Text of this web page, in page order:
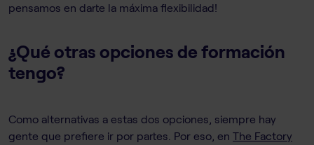
pensamos en darte la máxima flexibilidad!
¿Qué otras opciones de formación
tengo?
Como alternativas a estas dos opciones, siempre hay
gente que prefiere ir por partes. Por eso, en The Factory